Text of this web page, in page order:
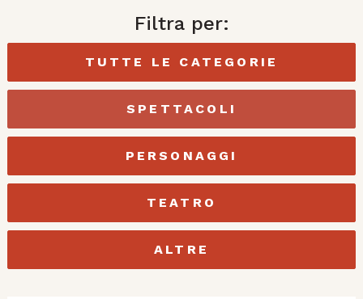
Filtra per:
TUTTE LE CATEGORIE
SPETTACOLI
PERSONAGGI
TEATRO
ALTRE